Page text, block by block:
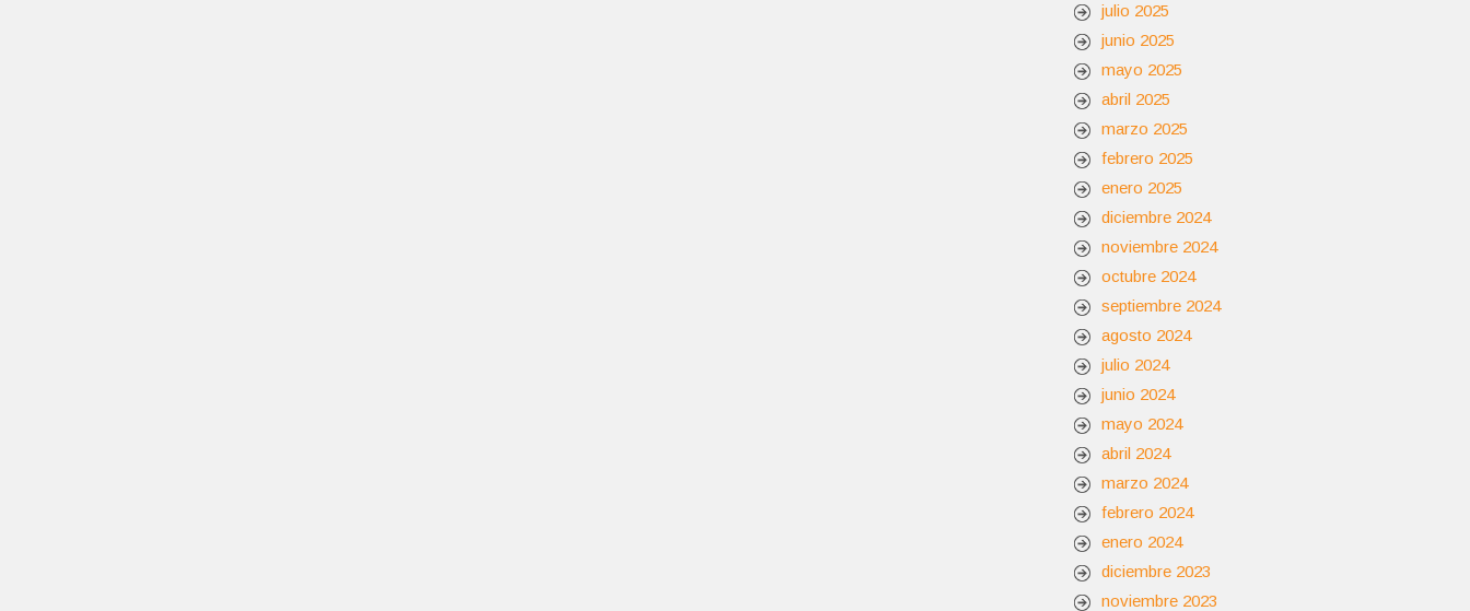
julio 2025
junio 2025
mayo 2025
abril 2025
marzo 2025
febrero 2025
enero 2025
diciembre 2024
noviembre 2024
octubre 2024
septiembre 2024
agosto 2024
julio 2024
junio 2024
mayo 2024
abril 2024
marzo 2024
febrero 2024
enero 2024
diciembre 2023
noviembre 2023